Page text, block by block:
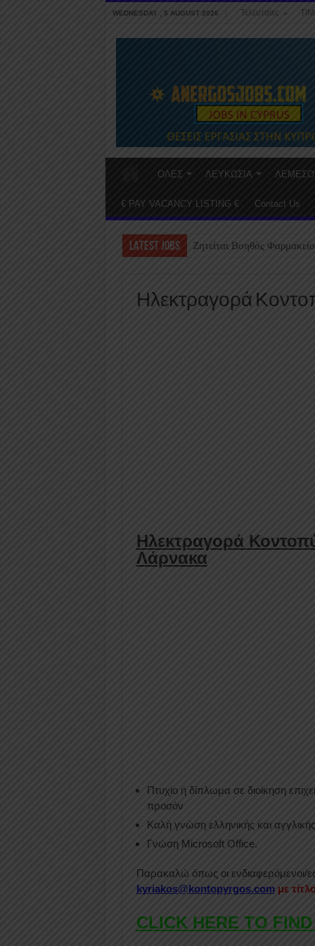
WEDNESDAY , 5 AUGUST 2026 Τελευταίες
ΟΛΕΣ ΛΕΥΚΩΣΙΑ
€ PAY VACANCY LISTING € Contact Us
LATEST JOBS Ζητείται Βοηθός
Ηλεκτραγορά
Ηλεκτραγορά
Λάρνακα
Πτυχίο ή δίπλωμα σε διοίκηση
προσόν
Καλή γνώση ελληνικής και
Γνώση Microsoft Office.
Παρακαλώ όπως οι ενδιαφερόμενοι/
kyriakos@kontopyrgos.com με
CLICK HERE TO